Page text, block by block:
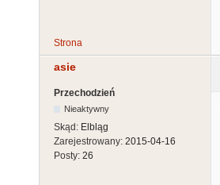
Strona
asie
Przechodzień
Nieaktywny
Skąd: Elbląg
Zarejestrowany: 2015-04-16
Posty: 26